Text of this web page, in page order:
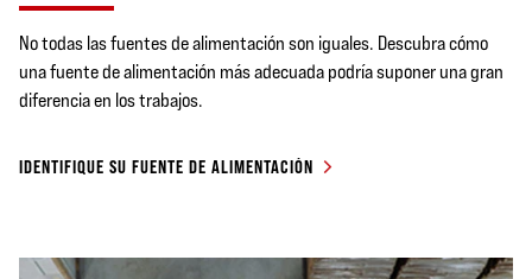
No todas las fuentes de alimentación son iguales. Descubra cómo
una fuente de alimentación más adecuada podría suponer una gran
diferencia en los trabajos.
IDENTIFIQUE SU FUENTE DE ALIMENTACIÓN